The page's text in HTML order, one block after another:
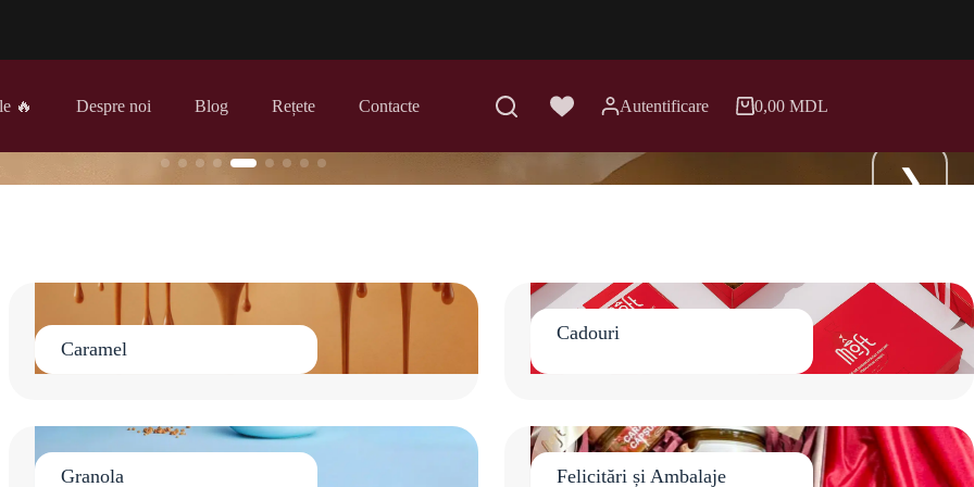
🔥 Despre noi Blog Rețete Contacte Autentificare
Coș
cumpărături
0,00 MDL
Caramel
Cadouri
Granola Felicitări și Ambalaje